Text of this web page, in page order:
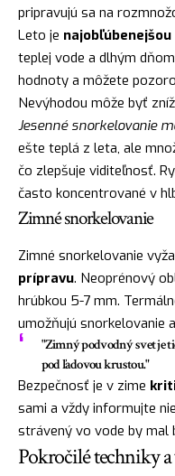
pripravujú sa na
Leto je
teplej vode a dlhým
hodnoty a môžete
Nevýhodou môže byť
Jesenné snorkelovanie
ešte teplá z leta, ale
čo zlepšuje viditeľnosť.
často koncentrované v
Zimné snorkelovanie
Zimné snorkelovanie
prípravu. Neoprénový
hrúbkou 5-7 mm.
umožňujú snorkelovanie
"Zimný podvodný svet je
pod ľadovou krustou."
Bezpečnosť je v zime
sami a vždy informujte
strávený vo vode by mal
Pokročilé techniky